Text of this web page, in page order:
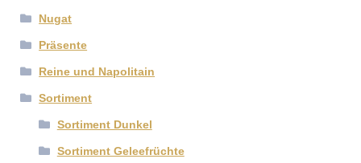
Nugat
Präsente
Reine und Napolitain
Sortiment
Sortiment Dunkel
Sortiment Geleefrüchte